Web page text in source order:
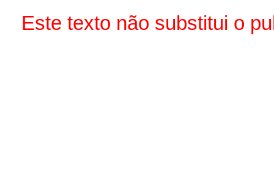
Este texto não substitui o